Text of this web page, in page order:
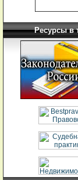
Ресурсы в